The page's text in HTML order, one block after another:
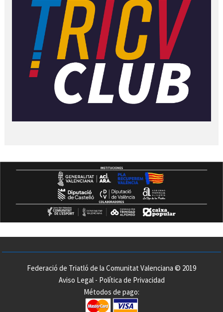
Federació de Triatló de la Comunitat Valenciana © 2019
Aviso Legal- Política de Privacidad
Métodos de pago: